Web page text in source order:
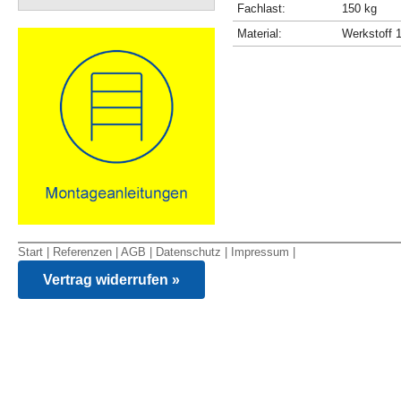
Fachlast:
150 kg
Material:
Werkstoff
Start Referenzen AGB Datenschutz Impressum
Vertrag widerrufen »